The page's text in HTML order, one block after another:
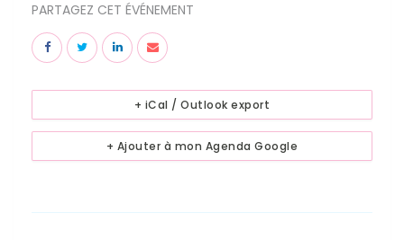
PARTAGEZ CET ÉVÉNEMENT
+ Ajouter à mon Agenda Google
+ iCal / Outlook export